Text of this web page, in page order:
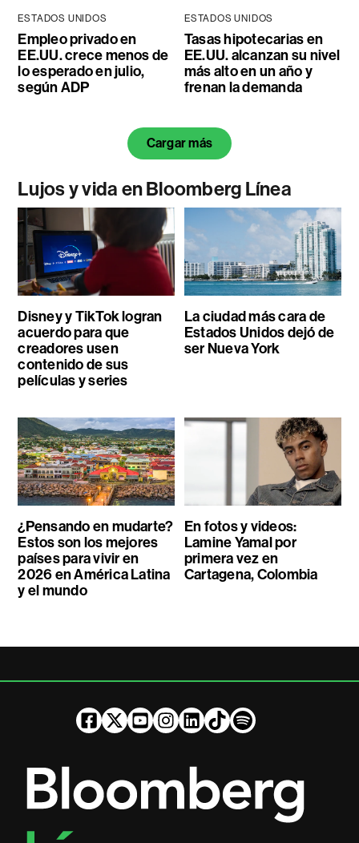
ESTADOS UNIDOS
Empleo privado en
EE.UU. crece menos de
lo esperado en julio,
según ADP
ESTADOS UNIDOS
Tasas hipotecarias en
EE.UU. alcanzan su nivel
más alto en un año y
frenan la demanda
Cargar más
Lujos y vida en Bloomberg Línea
Disney y TikTok logran
acuerdo para que
creadores usen
contenido de sus
películas y series
La ciudad más cara de
Estados Unidos dejó de
ser Nueva York
¿Pensando en mudarte?
Estos son los mejores
países para vivir en
2026 en América Latina
y el mundo
En fotos y videos:
Lamine Yamal por
primera vez en
Cartagena, Colombia